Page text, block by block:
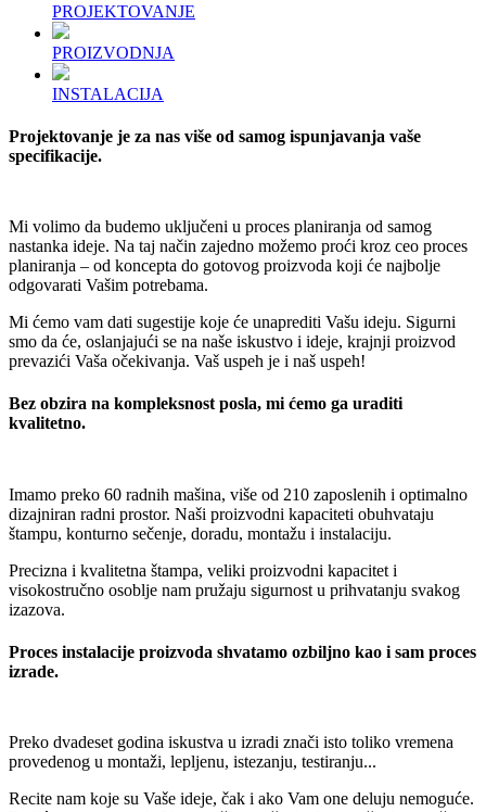
PROJEKTOVANJE
PROIZVODNJA
INSTALACIJA
Projektovanje je za nas više od samog ispunjavanja vaše
specifikacije.
Mi volimo da budemo uključeni u proces planiranja od samog
nastanka ideje. Na taj način zajedno možemo proći kroz ceo proces
planiranja ‒ od koncepta do gotovog proizvoda koji će najbolje
odgovarati Vašim potrebama.
Mi ćemo vam dati sugestije koje će unaprediti Vašu ideju. Sigurni
smo da će, oslanjajući se na naše iskustvo i ideje, krajnji proizvod
prevazići Vaša očekivanja. Vaš uspeh je i naš uspeh!
Bez obzira na kompleksnost posla, mi ćemo ga uraditi
kvalitetno.
Imamo preko 60 radnih mašina, više od 210 zaposlenih i optimalno
dizajniran radni prostor. Naši proizvodni kapaciteti obuhvataju
štampu, konturno sečenje, doradu, montažu i instalaciju.
Precizna i kvalitetna štampa, veliki proizvodni kapacitet i
visokostručno osoblje nam pružaju sigurnost u prihvatanju svakog
izazova.
Proces instalacije proizvoda shvatamo ozbiljno kao i sam proces
izrade.
Preko dvadeset godina iskustva u izradi znači isto toliko vremena
provedenog u montaži, lepljenu, istezanju, testiranju...
Recite nam koje su Vaše ideje, čak i ako Vam one deluju nemoguće.